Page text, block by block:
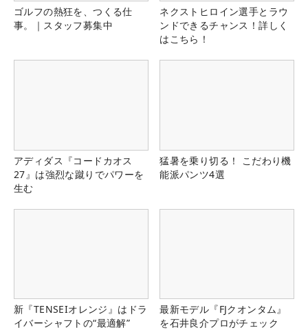
ゴルフの熱狂を、つくる仕
事。｜スタッフ募集中
ネクストヒロイン選手とラウ
ンドできるチャンス！詳しく
はこちら！
アディダス『コードカオス
27』は強烈な蹴りでパワーを
生む
猛暑を乗り切る！ こだわり機
能派パンツ4選
新『TENSEIオレンジ』はドラ
イバーシャフトの“最適解”
最新モデル『FJクオンタム』
を石井良介プロがチェック